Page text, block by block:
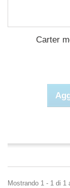
Carter
Mostrando 1 - 1 di 1